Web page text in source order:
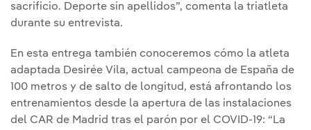
sacrificio. Deporte sin apellidos”, comenta la triatleta
durante su entrevista.
En esta entrega también conoceremos cómo la atleta
adaptada Desirée Vila, actual campeona de España de
100 metros y de salto de longitud, está afrontando los
entrenamientos desde la apertura de las instalaciones
del CAR de Madrid tras el parón por el COVID-19: “La